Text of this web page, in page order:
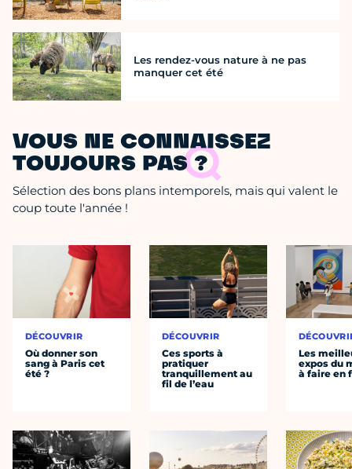
Les rendez-vous nature à ne pas
manquer cet été
VOUS NE CONNAISSEZ
TOUJOURS PAS ?
Sélection des bons plans intemporels, mais qui valent le
coup toute l'année !
DÉCOUVRIR
Où donner son
sang à Paris cet
été ?
DÉCOUVRIR
Ces sports à
pratiquer
tranquillement au
fil de l’eau
Les
expos du
à faire en